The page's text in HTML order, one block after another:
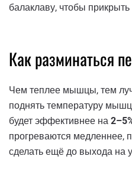
балаклаву, чтобы прикрыть
Как разминаться
Чем теплее мышцы, тем
поднять температуру
будет эффективнее на
прогреваются медленнее,
сделать ещё до выхода на